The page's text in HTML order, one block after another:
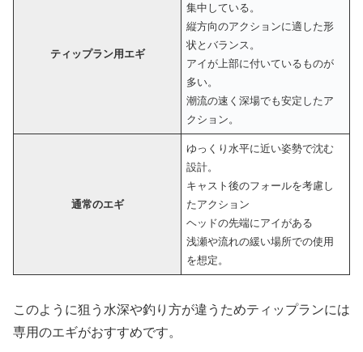
ティップラン用エギ
集中している。
縦方向のアクションに適した形
状とバランス。
アイが上部に付いているものが
多い。
潮流の速く深場でも安定したア
クション。
通常のエギ
ゆっくり水平に近い姿勢で沈む
設計。
キャスト後のフォールを考慮し
たアクション
ヘッドの先端にアイがある
浅瀬や流れの緩い場所での使用
を想定。
このように狙う水深や釣り方が違うためティップランには
専用のエギがおすすめです。